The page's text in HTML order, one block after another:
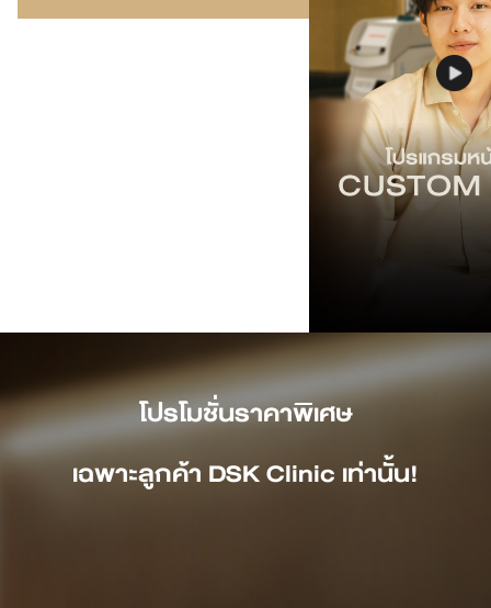
โปรโมชั่นราคาพิเศษ
เฉพาะลูกค้า DSK Clinic เท่านั้น!